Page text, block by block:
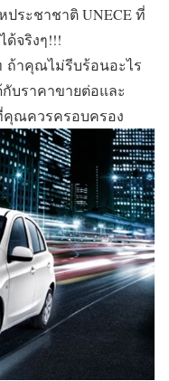
ระชาชาติ UNECE ที่
ด้จริงๆ!!!
ถ้าคุณไม่รีบร้อนอะไร
บราคาขายต่อและ
คุณควรครอบครอง